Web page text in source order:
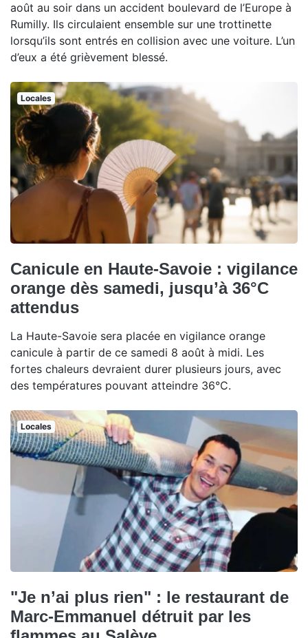
août au soir dans un accident boulevard de l’Europe à
Rumilly. Ils circulaient ensemble sur une trottinette
lorsqu’ils sont entrés en collision avec une voiture. L’un
d’eux a été grièvement blessé.
Locales
Canicule en Haute-Savoie : vigilance
orange dès samedi, jusqu’à 36°C
attendus
La Haute-Savoie sera placée en vigilance orange
canicule à partir de ce samedi 8 août à midi. Les
fortes chaleurs devraient durer plusieurs jours, avec
des températures pouvant atteindre 36°C.
Locales
"Je n’ai plus rien" : le restaurant de
Marc-Emmanuel détruit par les